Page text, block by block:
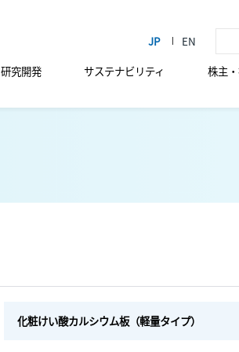
研究開発 サステナビリティ 株主
化粧けい酸カルシウム板（軽量タイプ）